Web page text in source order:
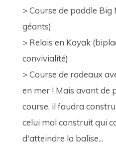
> Course de paddle Big
géants)
> Relais en Kayak
convivialité)
> Course de radeaux
en mer ! Mais avant de
course, il faudra
celui mal construit qui
d'atteindre la balise...